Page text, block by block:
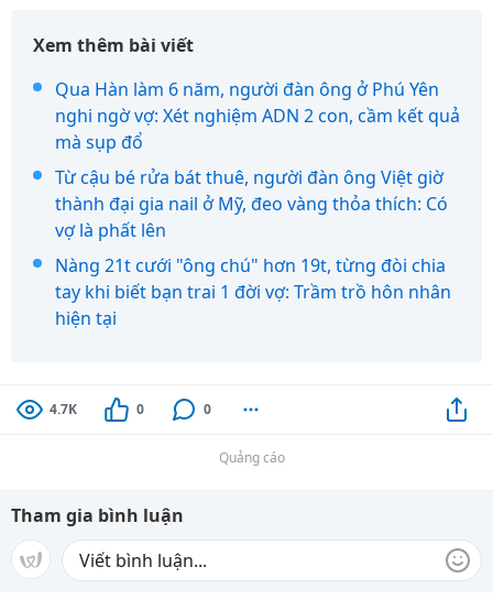
Xem thêm bài viết
Qua Hàn làm 6 năm, người đàn ông ở Phú Yên
nghi ngờ vợ: Xét nghiệm ADN 2 con, cầm kết quả
mà sụp đổ
Từ cậu bé rửa bát thuê, người đàn ông Việt giờ
thành đại gia nail ở Mỹ, đeo vàng thỏa thích: Có
vợ là phất lên
Nàng 21t cưới "ông chú" hơn 19t, từng đòi chia
tay khi biết bạn trai 1 đời vợ: Trầm trồ hôn nhân
hiện tại
4.7K 0 0
Quảng cáo
Tham gia bình luận